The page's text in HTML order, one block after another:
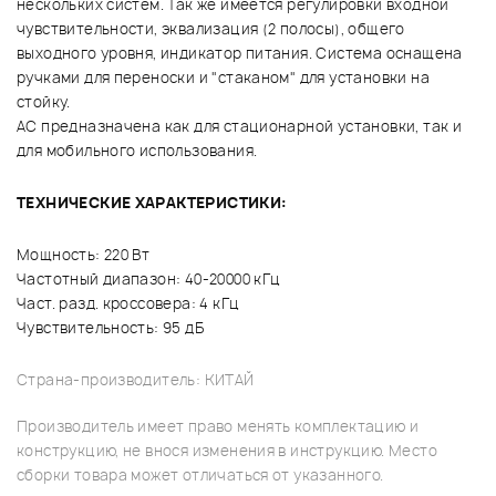
нескольких систем. Так же имеется регулировки входной
чувствительности, эквализация (2 полосы), общего
выходного уровня, индикатор питания. Система оснащена
ручками для переноски и "стаканом" для установки на
стойку.
АС предназначена как для стационарной установки, так и
для мобильного использования.
ТЕХНИЧЕСКИЕ ХАРАКТЕРИСТИКИ:
Мощность: 220 Вт
Частотный диапазон: 40-20000 кГц
Част. разд. кроссовера: 4 кГц
Чувствительность: 95 дБ
Страна-производитель: КИТАЙ
Производитель имеет право менять комплектацию и
конструкцию, не внося изменения в инструкцию. Место
сборки товара может отличаться от указанного.